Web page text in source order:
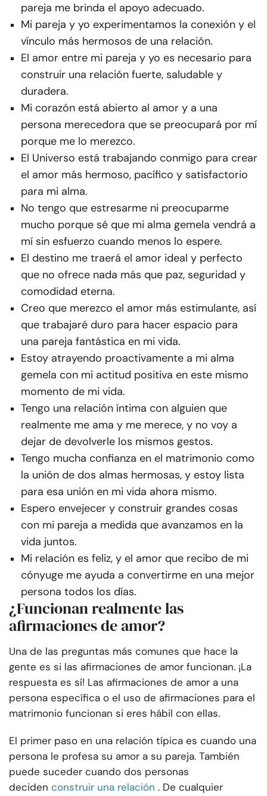
pareja me brinda el apoyo adecuado.
Mi pareja y yo experimentamos la conexión y el
vínculo más hermosos de una relación.
El amor entre mi pareja y yo es necesario para
construir una relación fuerte, saludable y
duradera.
Mi corazón está abierto al amor y a una
persona merecedora que se preocupará por mí
porque me lo merezco.
El Universo está trabajando conmigo para crear
el amor más hermoso, pacífico y satisfactorio
para mi alma.
No tengo que estresarme ni preocuparme
mucho porque sé que mi alma gemela vendrá a
mí sin esfuerzo cuando menos lo espere.
El destino me traerá el amor ideal y perfecto
que no ofrece nada más que paz, seguridad y
comodidad eterna.
Creo que merezco el amor más estimulante, así
que trabajaré duro para hacer espacio para
una pareja fantástica en mi vida.
Estoy atrayendo proactivamente a mi alma
gemela con mi actitud positiva en este mismo
momento de mi vida.
Tengo una relación íntima con alguien que
realmente me ama y me merece, y no voy a
dejar de devolverle los mismos gestos.
Tengo mucha confianza en el matrimonio como
la unión de dos almas hermosas, y estoy lista
para esa unión en mi vida ahora mismo.
Espero envejecer y construir grandes cosas
con mi pareja a medida que avanzamos en la
vida juntos.
Mi relación es feliz, y el amor que recibo de mi
cónyuge me ayuda a convertirme en una mejor
persona todos los días.
¿Funcionan realmente las
afirmaciones de amor?
Una de las preguntas más comunes que hace la
gente es si las afirmaciones de amor funcionan. ¡La
respuesta es sí! Las afirmaciones de amor a una
persona específica o el uso de afirmaciones para el
matrimonio funcionan si eres hábil con ellas.
El primer paso en una relación típica es cuando una
persona le profesa su amor a su pareja. También
puede suceder cuando dos personas
deciden construir una relación . De cualquier